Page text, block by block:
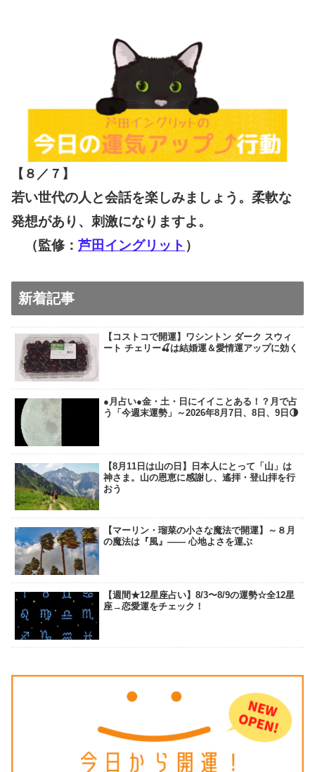
【８／７ 】
若い世代の人と会話を楽しみましょう。柔軟な
発想があり、刺激になりますよ。
（監修： 芦田イングリット ）
新着記事
【コストコで開運】ワシントン ダーク スウィ
ート チェリー🍒は結婚運＆愛情運アップに効く
●月占い●金・土・日にイイことある！？月で占
う「今週末運勢」～2026年8月7日、8日、9日🌗
【8月11日は山の日】日本人にとって「山」は
神さま。山の恩恵に感謝し、遙拝・登山拝を行
おう
【マーリン・瑠菜の小さな魔法で開運】～８月
の魔法は『風』―― 心地よさを運ぶ
【週間★12星座占い】8/3〜8/9の運勢☆全12星
座→恋愛運をチェック！